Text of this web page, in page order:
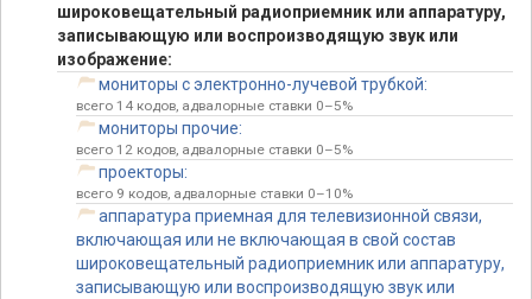
широковещательный радиоприемник или аппаратуру,
записывающую или воспроизводящую звук или
изображение:
мониторы с электронно-лучевой трубкой:
всего 14 кодов, адвалорные ставки 0–5%
мониторы прочие:
всего 12 кодов, адвалорные ставки 0–5%
проекторы:
всего 9 кодов, адвалорные ставки 0–10%
аппаратура приемная для телевизионной связи,
включающая или не включающая в свой состав
широковещательный радиоприемник или аппаратуру,
записывающую или воспроизводящую звук или